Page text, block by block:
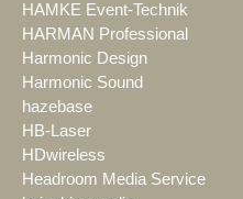
HAMKE Event-Technik
HARMAN Professional
Harmonic Design
Harmonic Sound
hazebase
HB-Laser
HDwireless
Headroom Media Service